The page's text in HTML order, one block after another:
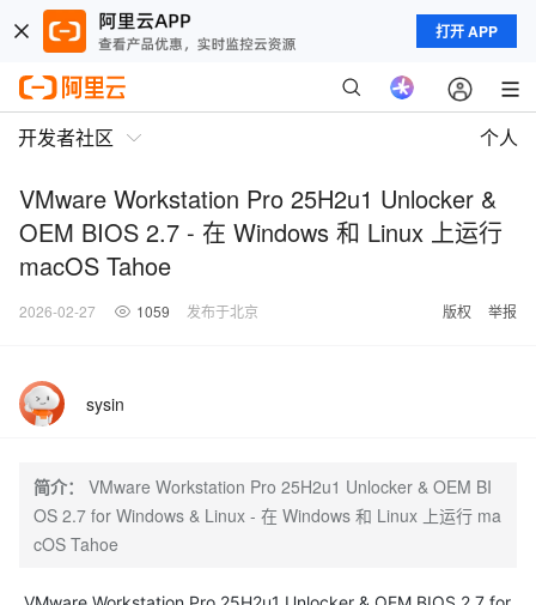
打开 APP
开发者社区 个人
VMware Workstation Pro 25H2u1 Unlocker &
OEM BIOS 2.7 - 在 Windows 和 Linux 上运行
macOS Tahoe
2026-02-27 1059 发布于北京 版权 举报
sysin
简介：
VMware Workstation Pro 25H2u1 Unlocker & OEM BI
OS 2.7 for Windows & Linux - 在 Windows 和 Linux 上运行 ma
cOS Tahoe